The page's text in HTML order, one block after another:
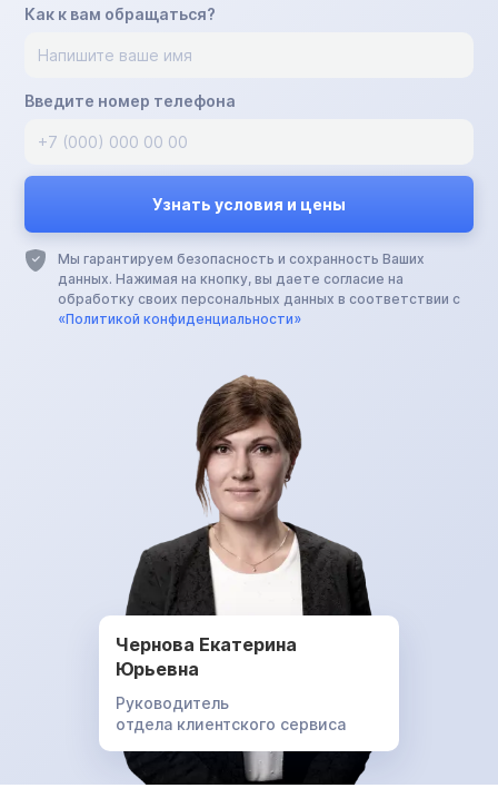
Как к вам обращаться?
Введите номер телефона
Мы гарантируем безопасность и сохранность Ваших
данных. Нажимая на кнопку, вы даете согласие на
обработку своих персональных данных в соответствии с
«Политикой конфиденциальности»
Чернова Екатерина
Юрьевна
Руководитель
отдела клиентского сервиса